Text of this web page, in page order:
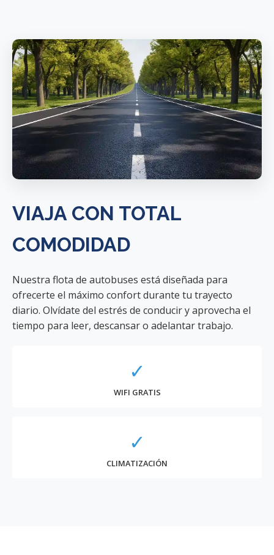
VIAJA CON TOTAL
COMODIDAD
Nuestra flota de autobuses está diseñada para
ofrecerte el máximo confort durante tu trayecto
diario. Olvídate del estrés de conducir y aprovecha el
tiempo para leer, descansar o adelantar trabajo.
✓
WIFI GRATIS
✓
CLIMATIZACIÓN